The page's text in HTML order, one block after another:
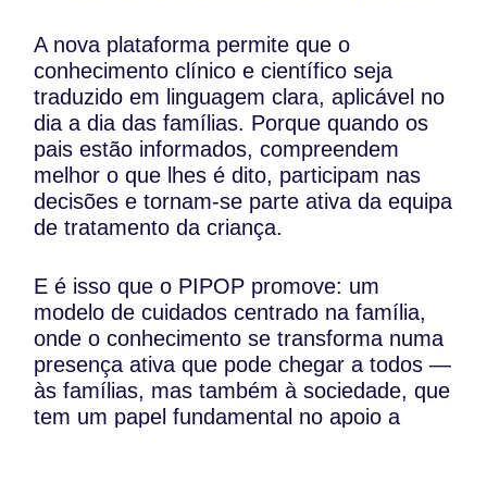
A nova plataforma permite que o
conhecimento clínico e científico seja
traduzido em linguagem clara, aplicável no
dia a dia das famílias. Porque quando os
pais estão informados, compreendem
melhor o que lhes é dito, participam nas
decisões e tornam-se parte ativa da equipa
de tratamento da criança.
E é isso que o PIPOP promove: um
modelo de cuidados centrado na família,
onde o conhecimento se transforma numa
presença ativa que pode chegar a todos —
às famílias, mas também à sociedade, que
tem um papel fundamental no apoio a